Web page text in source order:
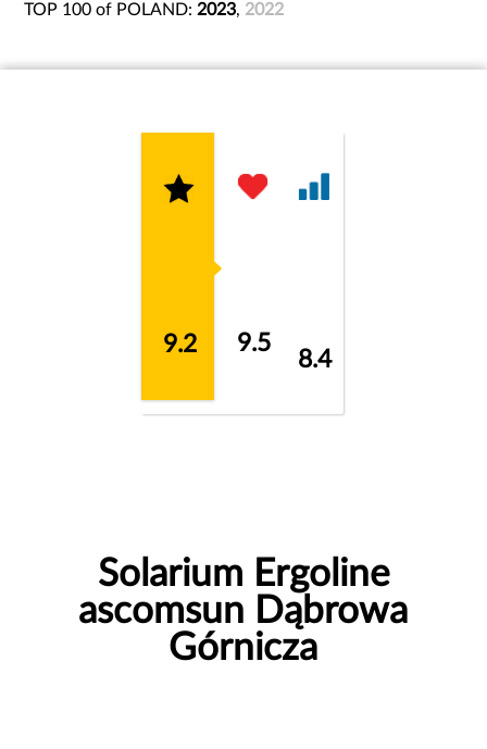
TOP 100 of POLAND: 2023, 2022
9.2 9.5
8.4
Solarium Ergoline
ascomsun Dąbrowa
Górnicza